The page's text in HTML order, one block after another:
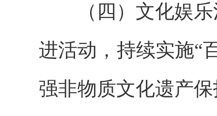
（四）文化娱乐
进活动，持续实施“
强非物质文化遗产